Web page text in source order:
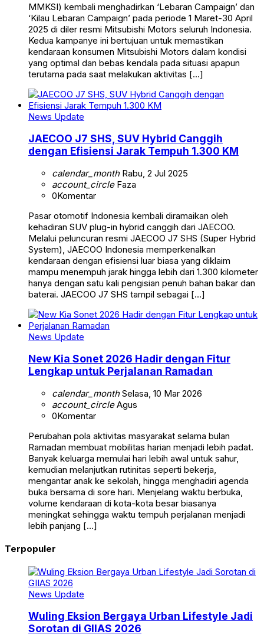
MMKSI) kembali menghadirkan ‘Lebaran Campaign’ dan
‘Kilau Lebaran Campaign’ pada periode 1 Maret-30 April
2025 di diler resmi Mitsubishi Motors seluruh Indonesia.
Kedua kampanye ini bertujuan untuk memastikan
kendaraan konsumen Mitsubishi Motors dalam kondisi
yang optimal dan bebas kendala pada situasi apapun
terutama pada saat melakukan aktivitas […]
News Update
JAECOO J7 SHS, SUV Hybrid Canggih
dengan Efisiensi Jarak Tempuh 1.300 KM
calendar_monthRabu, 2 Jul 2025
account_circleFaza
0Komentar
Pasar otomotif Indonesia kembali diramaikan oleh
kehadiran SUV plug-in hybrid canggih dari JAECOO.
Melalui peluncuran resmi JAECOO J7 SHS (Super Hybrid
System), JAECOO Indonesia memperkenalkan
kendaraan dengan efisiensi luar biasa yang diklaim
mampu menempuh jarak hingga lebih dari 1.300 kilometer
hanya dengan satu kali pengisian penuh bahan bakar dan
baterai. JAECOO J7 SHS tampil sebagai […]
News Update
New Kia Sonet 2026 Hadir dengan Fitur
Lengkap untuk Perjalanan Ramadan
calendar_monthSelasa, 10 Mar 2026
account_circleAgus
0Komentar
Perubahan pola aktivitas masyarakat selama bulan
Ramadan membuat mobilitas harian menjadi lebih padat.
Banyak keluarga memulai hari lebih awal untuk sahur,
kemudian melanjutkan rutinitas seperti bekerja,
mengantar anak ke sekolah, hingga menghadiri agenda
buka bersama di sore hari. Menjelang waktu berbuka,
volume kendaraan di kota-kota besar biasanya
meningkat sehingga waktu tempuh perjalanan menjadi
lebih panjang […]
Terpopuler
News Update
Wuling Eksion Bergaya Urban Lifestyle Jadi
Sorotan di GIIAS 2026